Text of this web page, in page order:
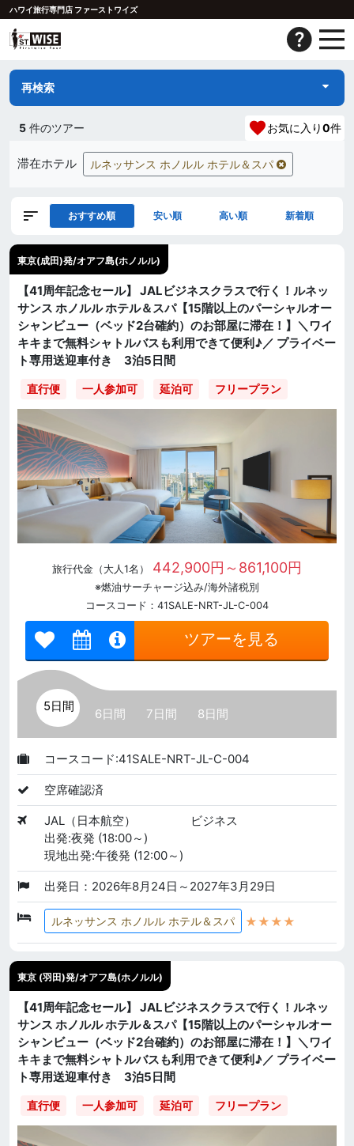
ハワイ旅行専門店 ファーストワイズ
再検索
5 件のツアー お気に入り0件
滞在ホテル ルネッサンス ホノルル ホテル＆スパ
おすすめ順 安い順 高い順 新着順
東京(成田)発/オアフ島(ホノルル)
【41周年記念セール】 JALビジネスクラスで行く！ルネッ
サンス ホノルル ホテル＆スパ【15階以上のパーシャルオー
シャンビュー（ベッド2台確約）のお部屋に滞在！】＼ワイ
キキまで無料シャトルバスも利用できて便利♪／ プライベー
ト専用送迎車付き 3泊5日間
直行便 一人参加可 延泊可 フリープラン
旅行代金（大人1名） 442,900円～861,100円
※燃油サーチャージ込み/海外諸税別
コースコード：41SALE-NRT-JL-C-004
ツアーを見る
5日間
6日間 7日間 8日間
コースコード:41SALE-NRT-JL-C-004
空席確認済
JAL（日本航空）
ビジネス
出発:夜発 (18:00～)
現地出発:午後発 (12:00～)
出発日：2026年8月24日～2027年3月29日
ルネッサンス ホノルル ホテル＆スパ ★★★★
東京 (羽田)発/オアフ島(ホノルル)
【41周年記念セール】 JALビジネスクラスで行く！ルネッ
サンス ホノルル ホテル＆スパ【15階以上のパーシャルオー
シャンビュー（ベッド2台確約）のお部屋に滞在！】＼ワイ
キキまで無料シャトルバスも利用できて便利♪／ プライベー
ト専用送迎車付き 3泊5日間
直行便 一人参加可 延泊可 フリープラン